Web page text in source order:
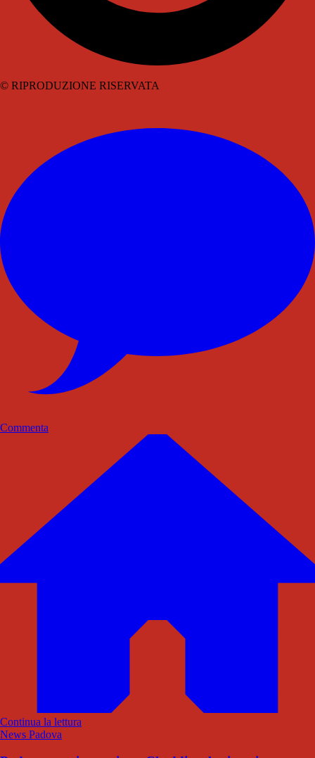
© RIPRODUZIONE RISERVATA
Commenta
Continua la lettura
News Padova